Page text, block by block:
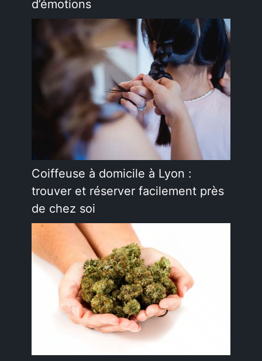
d’émotions
Coiffeuse à domicile à Lyon :
trouver et réserver facilement près
de chez soi